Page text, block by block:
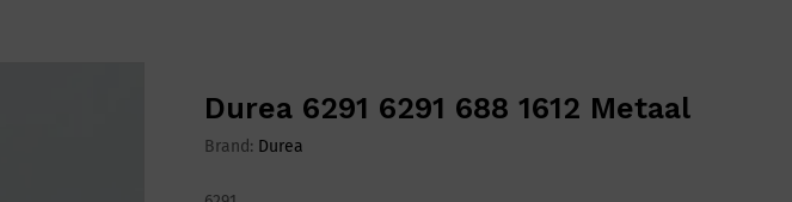
Durea 6291 6291 688 1612 Metaal
Brand: Durea